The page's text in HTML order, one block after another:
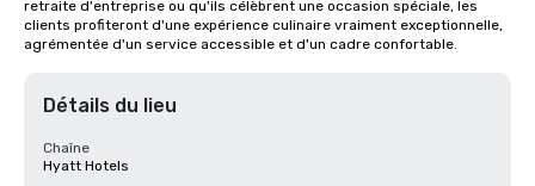
retraite d'entreprise ou qu'ils célèbrent une occasion spéciale, les
clients profiteront d'une expérience culinaire vraiment exceptionnelle,
agrémentée d'un service accessible et d'un cadre confortable.
Détails du lieu
Chaîne
Hyatt Hotels